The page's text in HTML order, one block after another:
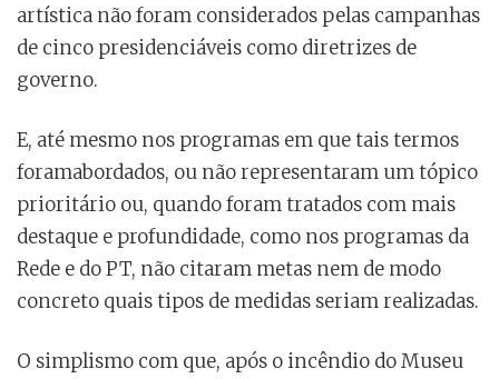
artística não foram considerados pelas campanhas
de cinco presidenciáveis como diretrizes de
governo.
E, até mesmo nos programas em que tais termos
foramabordados, ou não representaram um tópico
prioritário ou, quando foram tratados com mais
destaque e profundidade, como nos programas da
Rede e do PT, não citaram metas nem de modo
concreto quais tipos de medidas seriam realizadas.
O simplismo com que, após o incêndio do Museu